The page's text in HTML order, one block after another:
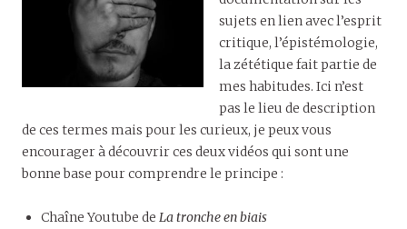
sujets en lien avec l’esprit
critique, l’épistémologie,
la zététique fait partie de
mes habitudes. Ici n’est
pas le lieu de description
de ces termes mais pour les curieux, je peux vous
encourager à découvrir ces deux vidéos qui sont une
bonne base pour comprendre le principe :
Chaîne Youtube de La tronche en biais